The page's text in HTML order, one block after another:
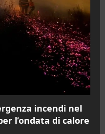
incendi nel
l’ondata di calore